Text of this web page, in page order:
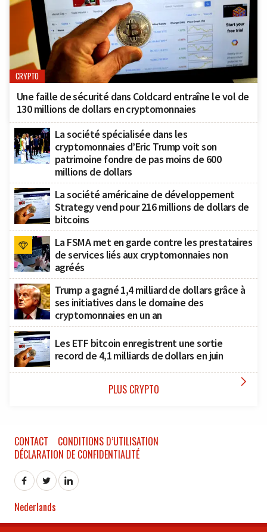
CRYPTO
Une faille de sécurité dans Coldcard entraîne le vol de
130 millions de dollars en cryptomonnaies
La société spécialisée dans les
cryptomonnaies d’Eric Trump voit son
patrimoine fondre de pas moins de 600
millions de dollars
La société américaine de développement
Strategy vend pour 216 millions de dollars de
bitcoins
La FSMA met en garde contre les prestataires
de services liés aux cryptomonnaies non
agréés
Trump a gagné 1,4 milliard de dollars grâce à
ses initiatives dans le domaine des
cryptomonnaies en un an
Les ETF bitcoin enregistrent une sortie
record de 4,1 milliards de dollars en juin
PLUS CRYPTO 
CONTACT
CONDITIONS D’UTILISATION
DÉCLARATION DE CONFIDENTIALITÉ
Nederlands